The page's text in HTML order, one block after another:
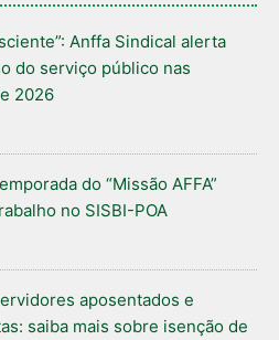
Anffa Sindical alerta
do serviço público nas
2026
do “Missão AFFA”
no SISBI-POA
aposentados e
saiba mais sobre isenção de